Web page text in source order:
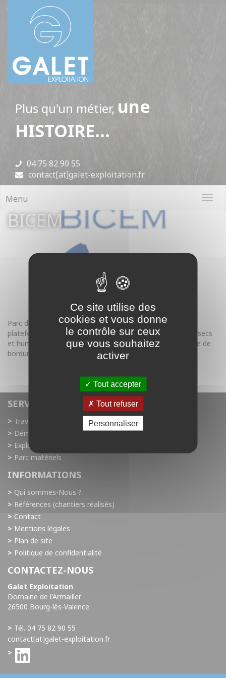
Plus qu'un métier, une
HISTOIRE...
04 75 82 90 55
contact[at]galet-exploitation.fr
Menu
BICEM
Parc d'activité situé à Bourg les Valence. Réalisation des
plateformes bâtiments et voiries, réalisation des réseaux secs
et humides (E.U, E.P, AEP). Application des enrobés et pose de
bordures.
Visitez notre site
SERVICES
Travaux publics
Démolition
Exploitation de carrière
Parc matériels
INFORMATIONS
Qui sommes-Nous ?
Références (chantiers réalisés)
Contact
Mentions légales
Plan de site
Politique de confidentialité
CONTACTEZ-NOUS
Galet Exploitation
Domaine de l'Armailler
26500 Bourg-lès-Valence
Tél. 04 75 82 90 55
contact[at]galet-exploitation.fr
Panneau de gestion des cookies
Ce site utilise des
cookies et vous donne
le contrôle sur ceux
que vous souhaitez
activer
Tout accepter
Tout refuser
Personnaliser